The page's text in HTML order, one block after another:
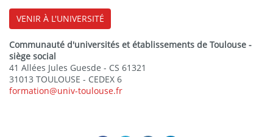
VENIR À L'UNIVERSITÉ
Communauté d'universités et établissements de Toulouse -
siège social
41 Allées Jules Guesde - CS 61321
31013 TOULOUSE - CEDEX 6
formation@univ-toulouse.fr